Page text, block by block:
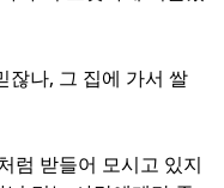
잖나, 그 집에 가서 쌀
럼 받들어 모시고 있지